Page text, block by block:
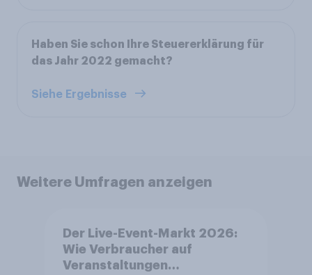
Haben Sie schon Ihre Steuererklärung für
das Jahr 2022 gemacht?
Siehe Ergebnisse
Weitere Umfragen anzeigen
Der Live-Event-Markt 2026:
Wie Verbraucher auf
Veranstaltungen